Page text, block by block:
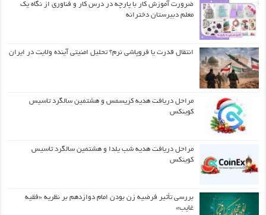
ضرورت آموزش کار با پارچه در درس کار و فناوری از نگاه یک
معلم دبیرستان دخترانه
انتقال قدرت یا فروپاشی نرم؟ تحلیل امنیتی آینده ولایت در ایران
مراحل دریافت هدیه کریسمس و هشتمین سالگرد تاسیس
کوینکس
مراحل دریافت هدیه شب یلدا و هشتمین سالگرد تاسیس
کوینکس
بررسی تأثیر فرضیه زن بودن امام دوازدهم بر نظریه «فقیه
غایب»